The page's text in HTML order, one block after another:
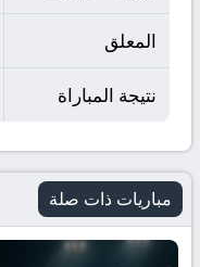
المعلق
نتيجة المباراة
مباريات ذات صلة